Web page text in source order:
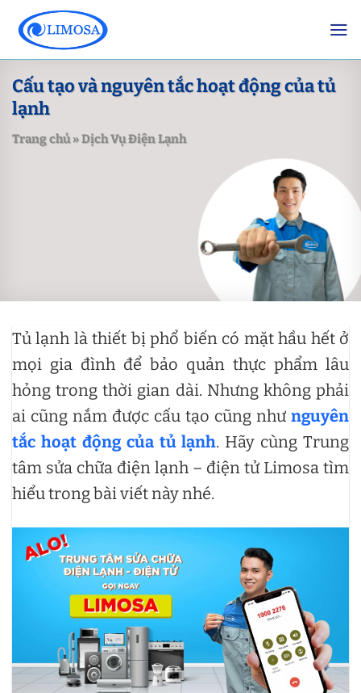
content
Cấu tạo và nguyên tắc hoạt động của tủ
lạnh
Trang chủ»Dịch Vụ Điện Lạnh
Tủ lạnh là thiết bị phổ biến có mặt hầu hết ở
mọi gia đình để bảo quản thực phẩm lâu
hỏng trong thời gian dài. Nhưng không phải
ai cũng nắm được cấu tạo cũng như nguyên
tắc hoạt động của tủ lạnh. Hãy cùng Trung
tâm sửa chữa điện lạnh – điện tử Limosa tìm
hiểu trong bài viết này nhé.